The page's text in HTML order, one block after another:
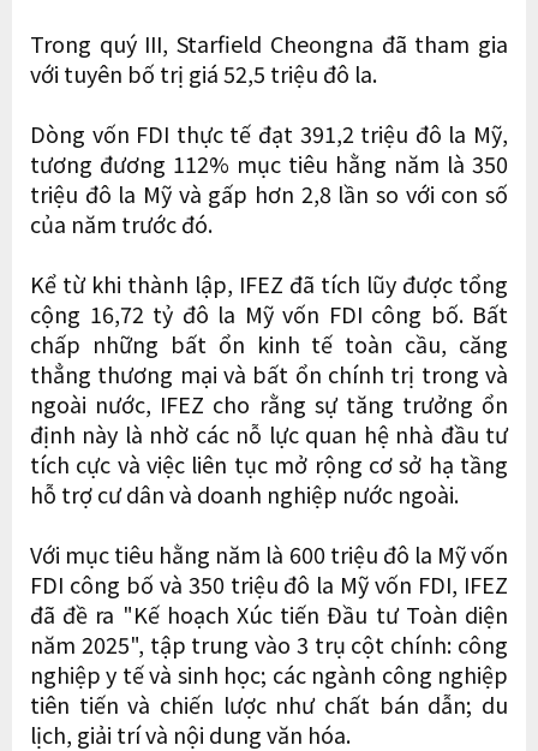
Trong quý III, Starfield Cheongna đã tham gia
với tuyên bố trị giá 52,5 triệu đô la.
Dòng vốn FDI thực tế đạt 391,2 triệu đô la Mỹ,
tương đương ​​112% mục tiêu hằng năm là 350
triệu đô la Mỹ và gấp hơn 2,8 lần so với con số
của năm trước đó.
Kể từ khi thành lập, IFEZ đã tích lũy được tổng
cộng 16,72 tỷ đô la Mỹ vốn FDI công bố. Bất
chấp những bất ổn kinh tế toàn cầu, căng
thẳng thương mại và bất ổn chính trị trong và
ngoài nước, IFEZ cho rằng sự tăng trưởng ổn
định này là nhờ các nỗ lực quan hệ nhà đầu tư
tích cực và việc liên tục mở rộng cơ sở hạ tầng
hỗ trợ cư dân và doanh nghiệp nước ngoài.
Với mục tiêu hằng năm là 600 triệu đô la Mỹ vốn
FDI công bố và 350 triệu đô la Mỹ vốn FDI, IFEZ
đã đề ra "Kế hoạch Xúc tiến Đầu tư Toàn diện
năm 2025", tập trung vào 3 trụ cột chính: công
nghiệp y tế và sinh học; các ngành công nghiệp
tiên tiến và chiến lược như chất bán dẫn; du
lịch, giải trí và nội dung văn hóa.